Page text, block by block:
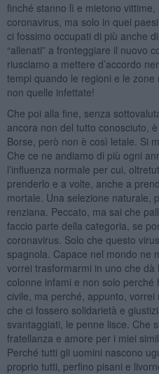
finché stanno lì e mietono
coronavirus, ma solo in quei
ci fossimo occupati di più anche
“allenati” a fronteggiare il nuovo
riusciamo a mettere d’accordo
tempi quando le regioni e le
non quelle infettate!
Che poi alla fine, senza
ancora non del tutto conosciuto,
Borse, però non è così letale. Si
Che ce ne andiamo di più ogni
l’influenza normale per cui,
prenderlo e a volte, anche a
mortale. Una selezione naturale,
renziana. Peccato, ma sai che
faccio parte della categoria, se
coronavirus. Solo che questo
spagnola. Capace nel mondo ne
vorrei trasformarmi in uno che
colonne infami e non solo
civile, ma perché, appunto,
che ci fossero solidarietà e
svantaggiati, le penne lisce. Che
fratellanza e amore per i miei
Perché tutti gli uomini nascono
proprio tutti, perfino pisani e